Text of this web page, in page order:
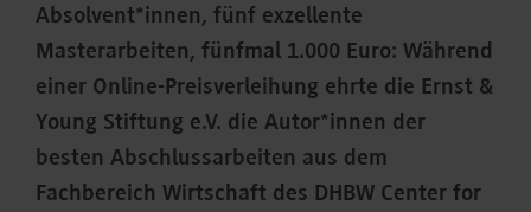
Absolvent*innen, fünf exzellente
Masterarbeiten, fünfmal 1.000 Euro: Während
einer Online-Preisverleihung ehrte die Ernst &
Young Stiftung e.V. die Autor*innen der
besten Abschlussarbeiten aus dem
Fachbereich Wirtschaft des DHBW Center for